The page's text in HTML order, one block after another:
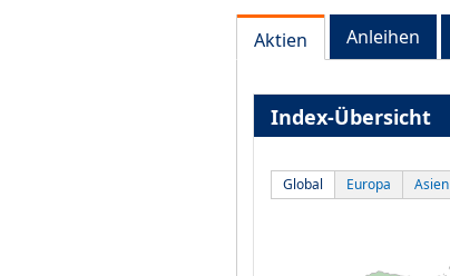
Aktien Anleihen
Index-Übersicht
Global Europa Asien